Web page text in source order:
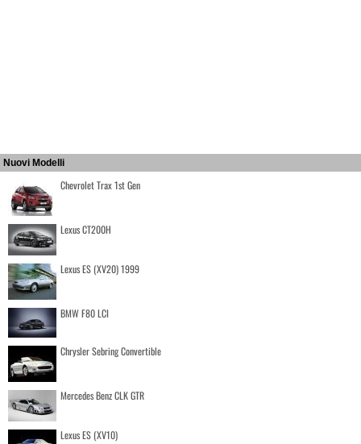
Nuovi Modelli
Chevrolet Trax 1st Gen
Lexus CT200H
Lexus ES (XV20) 1999
BMW F80 LCI
Chrysler Sebring Convertible
Mercedes Benz CLK GTR
Lexus ES (XV10)